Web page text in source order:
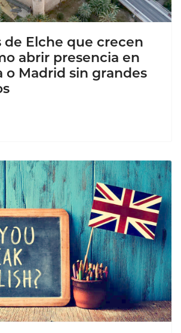
de Elche que crecen
abrir presencia en
o Madrid sin grandes